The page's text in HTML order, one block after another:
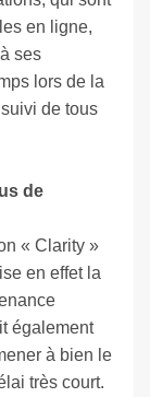
en ligne,
ses
lors de la
de tous
de
« Clarity »
en effet la
également
à bien le
très court.